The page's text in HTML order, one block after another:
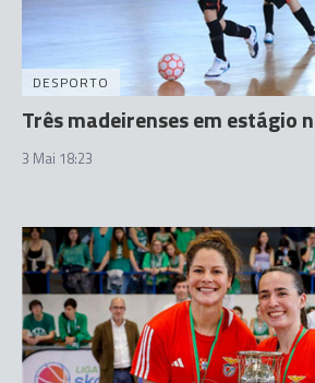
DESPORTO
Três madeirenses em estágio
3 Mai 18:23